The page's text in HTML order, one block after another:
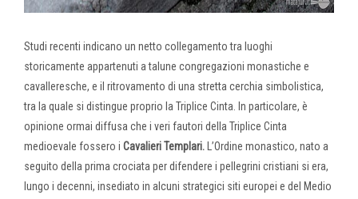
Studi recenti indicano un netto collegamento tra luoghi
storicamente appartenuti a talune congregazioni monastiche e
cavalleresche, e il ritrovamento di una stretta cerchia simbolistica,
tra la quale si distingue proprio la Triplice Cinta. In particolare, è
opinione ormai diffusa che i veri fautori della Triplice Cinta
medioevale fossero i Cavalieri Templari. L’Ordine monastico, nato a
seguito della prima crociata per difendere i pellegrini cristiani si era,
lungo i decenni, insediato in alcuni strategici siti europei e del Medio